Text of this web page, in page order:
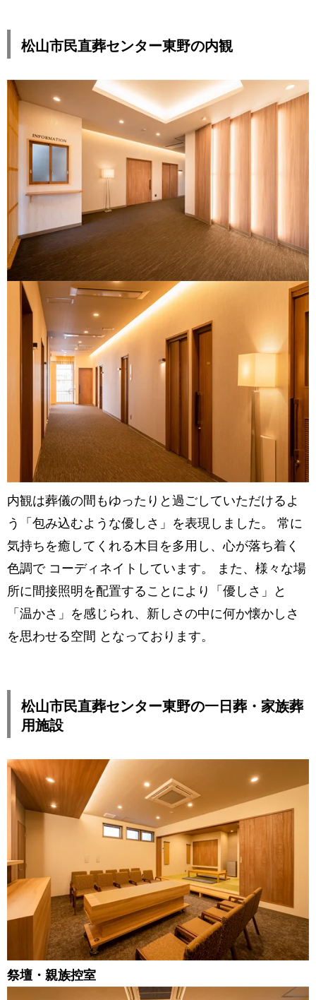
松山市民直葬センター東野の内観
内観は葬儀の間もゆったりと過ごしていただけるよ
う「包み込むような優しさ」を表現しました。 常に
気持ちを癒してくれる木目を多用し、心が落ち着く
色調で コーディネイトしています。 また、様々な場
所に間接照明を配置することにより「優しさ」と
「温かさ」を感じられ、新しさの中に何か懐かしさ
を思わせる空間 となっております。
松山市民直葬センター東野の一日葬・家族葬
用施設
祭壇・親族控室